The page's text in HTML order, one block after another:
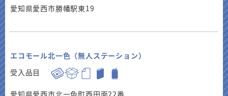
愛知県愛西市勝幡駅東19
エコモール北一色（無人ステーション）
受入品目